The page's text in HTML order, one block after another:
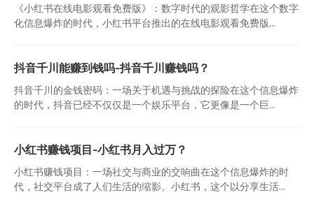
《小红书在线电影观看免费版》：数字时代的观影哲学在这个数字
化信息爆炸的时代，小红书平台推出的在线电影观看免费版...
抖音千川能赚到钱吗-抖音千川赚钱吗？
抖音千川的金钱密码：一场关于机遇与挑战的探险在这个信息爆炸
的时代，抖音已经不仅仅是一个娱乐平台，它更像是一个巨...
小红书赚钱项目-小红书月入过万？
小红书赚钱项目：一场社交与商业的交响曲在这个信息爆炸的时
代，社交平台成了人们生活的缩影。小红书，这个以分享生活...